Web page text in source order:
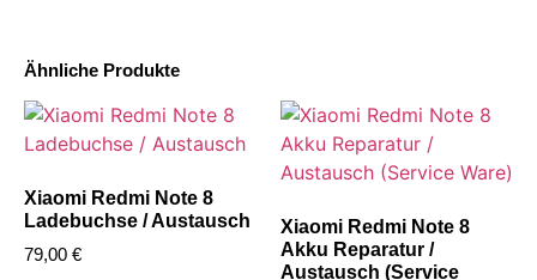
Ähnliche Produkte
Xiaomi Redmi Note 8
Ladebuchse / Austausch
79,00 €
Xiaomi Redmi Note 8
Akku Reparatur /
Austausch (Service